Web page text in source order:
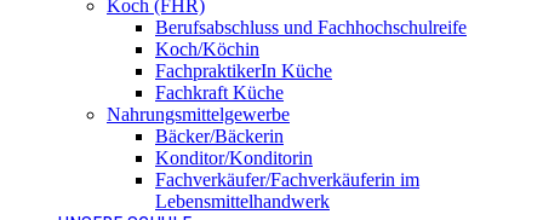
Koch (FHR)
Berufsabschluss und Fachhochschulreife
Koch/Köchin
FachpraktikerIn Küche
Fachkraft Küche
Nahrungsmittelgewerbe
Bäcker/Bäckerin
Konditor/Konditorin
Fachverkäufer/Fachverkäuferin im
Lebensmittelhandwerk